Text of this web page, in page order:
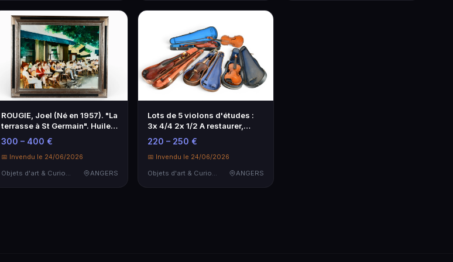
ROUGIE, Joel (Né en 1957). "La
terrasse à St Germain". Huile
sur toile signée en bas à
droite, contresignée et
titrée...
300 – 400 €
📅 Invendu le 24/06/2026
Objets d'art & Curiosités
ANGERS
Lots de 5 violons d'études :
3x 4/4 2x 1/2 A restaurer,
vendu dans l'état. Expert : M.
DOUCET
220 – 250 €
📅 Invendu le 24/06/2026
Objets d'art & Curiosités
ANGERS